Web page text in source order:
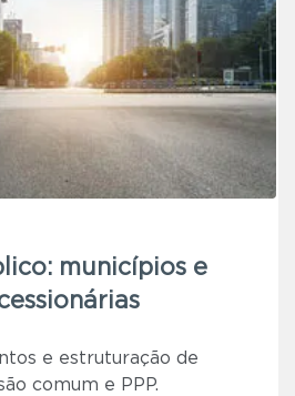
municípios e
e estruturação de
comum e PPP.